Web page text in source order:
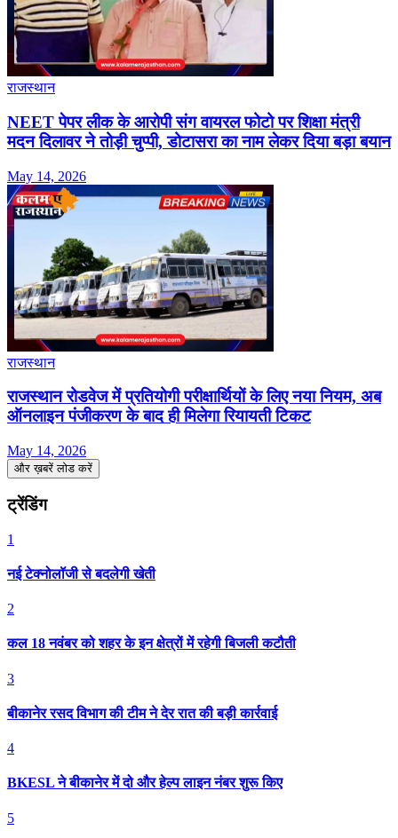
राजस्थान
NEET पेपर लीक के आरोपी संग वायरल फोटो पर शिक्षा मंत्री
मदन दिलावर ने तोड़ी चुप्पी, डोटासरा का नाम लेकर दिया बड़ा बयान
May 14, 2026
राजस्थान
राजस्थान रोडवेज में प्रतियोगी परीक्षार्थियों के लिए नया नियम, अब
ऑनलाइन पंजीकरण के बाद ही मिलेगा रियायती टिकट
May 14, 2026
और ख़बरें लोड करें
ट्रेंडिंग
1
नई टेक्नोलॉजी से बदलेगी खेती
2
कल 18 नवंबर को शहर के इन क्षेत्रों में रहेगी बिजली कटौती
3
बीकानेर रसद विभाग की टीम ने देर रात की बड़ी कार्रवाई
4
BKESL ने बीकानेर में दो और हेल्प लाइन नंबर शुरू किए
5